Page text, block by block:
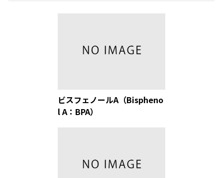
ビスフェノールA（Bispheno
l A：BPA）